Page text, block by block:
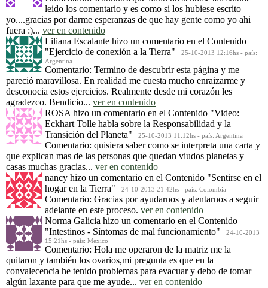
leido los comentario y es como si los hubiese escrito
yo....gracias por darme esperanzas de que hay gente como yo ahi
fuera :)... ver en contenido
Liliana Escalante hizo un comentario en el Contenido
"Ejercicio de conexión a la Tierra"
25-10-2013 12:16hs - país:
Argentina
Comentario: Termino de descubrir esta página y me
pareció maravillosa. En realidad me cuesta mucho enraizarme y
desconocia estos ejercicios. Realmente desde mi corazón les
agradezco. Bendicio... ver en contenido
ROSA hizo un comentario en el Contenido "Video:
Eckhart Tolle habla sobre la Responsabilidad y la
Transición del Planeta"
25-10-2013 11:12hs - país: Argentina
Comentario: quisiera saber como se interpreta una carta y
que explican mas de las personas que quedan viudos planetas y
casas muchas gracias... ver en contenido
nancy hizo un comentario en el Contenido "Sentirse en el
hogar en la Tierra"
24-10-2013 21:42hs - país: Colombia
Comentario: Gracias por ayudarnos y alentarnos a seguir
adelante en este proceso. ver en contenido
Norma Galicia hizo un comentario en el Contenido
"Intestinos - Síntomas de mal funcionamiento"
24-10-2013
15:21hs - país: Mexico
Comentario: Hola me operaron de la matriz me la
quitaron y también los ovarios,mi pregunta es que en la
convalecencia he tenido problemas para evacuar y debo de tomar
algún laxante para que me ayude... ver en contenido